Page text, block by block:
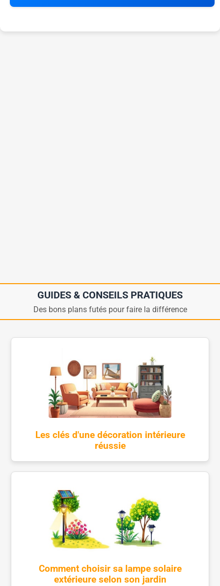
GUIDES & CONSEILS PRATIQUES
Des bons plans futés pour faire la différence
Les clés d'une décoration intérieure
réussie
Comment choisir sa lampe solaire
extérieure selon son jardin